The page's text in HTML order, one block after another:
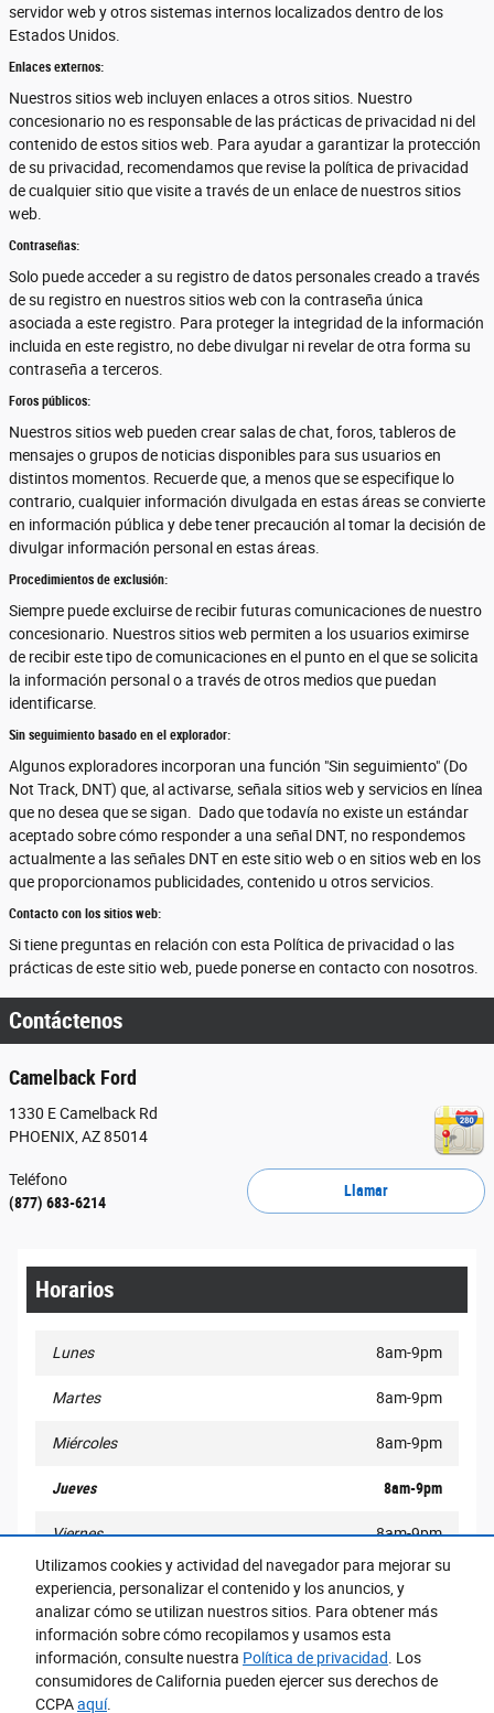
Utilizamos cookies y actividad del navegador para mejorar su
experiencia, personalizar el contenido y los anuncios, y
analizar cómo se utilizan nuestros sitios. Para obtener más
información sobre cómo recopilamos y usamos esta
información, consulte nuestra Política de privacidad. Los
consumidores de California pueden ejercer sus derechos de
CCPAaquí.
servidor web y otros sistemas internos localizados dentro de los
Estados Unidos.
Enlaces externos:
Nuestros sitios web incluyen enlaces a otros sitios. Nuestro
concesionario no es responsable de las prácticas de privacidad ni del
contenido de estos sitios web. Para ayudar a garantizar la protección
de su privacidad, recomendamos que revise la política de privacidad
de cualquier sitio que visite a través de un enlace de nuestros sitios
web.
Contraseñas:
Solo puede acceder a su registro de datos personales creado a través
de su registro en nuestros sitios web con la contraseña única
asociada a este registro. Para proteger la integridad de la información
incluida en este registro, no debe divulgar ni revelar de otra forma su
contraseña a terceros.
Foros públicos:
Nuestros sitios web pueden crear salas de chat, foros, tableros de
mensajes o grupos de noticias disponibles para sus usuarios en
distintos momentos. Recuerde que, a menos que se especifique lo
contrario, cualquier información divulgada en estas áreas se convierte
en información pública y debe tener precaución al tomar la decisión de
divulgar información personal en estas áreas.
Procedimientos de exclusión:
Siempre puede excluirse de recibir futuras comunicaciones de nuestro
concesionario. Nuestros sitios web permiten a los usuarios eximirse
de recibir este tipo de comunicaciones en el punto en el que se solicita
la información personal o a través de otros medios que puedan
identificarse.
Sin seguimiento basado en el explorador:
Algunos exploradores incorporan una función "Sin seguimiento" (Do
Not Track, DNT) que, al activarse, señala sitios web y servicios en línea
que no desea que se sigan. Dado que todavía no existe un estándar
aceptado sobre cómo responder a una señal DNT, no respondemos
actualmente a las señales DNT en este sitio web o en sitios web en los
que proporcionamos publicidades, contenido u otros servicios.
Contacto con los sitios web:
Si tiene preguntas en relación con esta Política de privacidad o las
prácticas de este sitio web, puede ponerse en contacto con nosotros.
Contáctenos
Camelback Ford
1330 E Camelback Rd
PHOENIX AZ85014
Llamar
Teléfono
(877) 683-6214
Horarios
Lunes 8am-9pm
Martes 8am-9pm
Miércoles 8am-9pm
Jueves 8am-9pm
Viernes 8am-9pm
8am-9pm
Domingo 10am-6pm
Accesibilidad